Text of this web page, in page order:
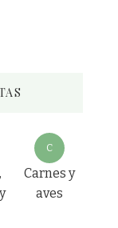
C
Carnes y
aves